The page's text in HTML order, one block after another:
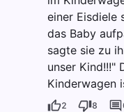
einer Eisdiele
das Baby
sagte sie zu
unser Kind!!!"
Kinderwagen
2 8